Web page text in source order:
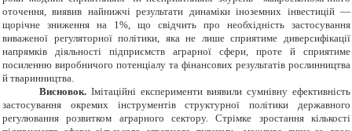
оточення, виявив найнижчі результати динаміки іноземних інвестицій —
щорічне зниження на 1%, що свідчить про необхідність застосування
виваженої регуляторної політики, яка не лише сприятиме диверсифікації
напрямків діяльності підприємств аграрної сфери, проте й сприятиме
посиленню виробничого потенціалу та фінансових результатів рослинництва
й тваринництва.
Висновок. Імітаційні експерименти виявили сумнівну ефективність
застосування окремих інструментів структурної політики державного
регулювання розвитком аграрного сектору. Стрімке зростання кількості